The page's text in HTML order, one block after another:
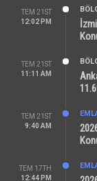
TEM 21ST
12:02 PM
TEM 21ST
11:11 AM
TEM 21ST
9:40 AM
TEM 17TH
12:44 PM